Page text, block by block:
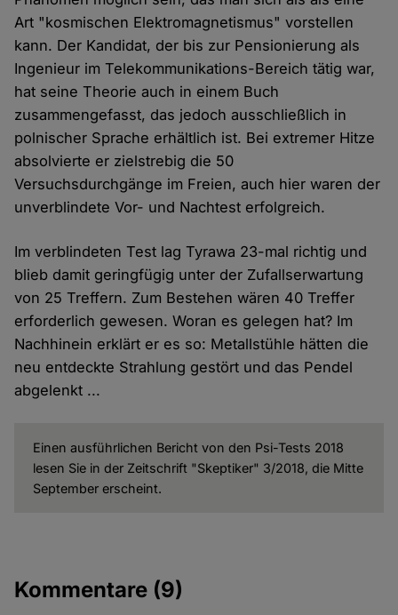
Art "kosmischen Elektromagnetismus" vorstellen
kann. Der Kandidat, der bis zur Pensionierung als
Ingenieur im Telekommunikations-Bereich tätig war,
hat seine Theorie auch in einem Buch
zusammengefasst, das jedoch ausschließlich in
polnischer Sprache erhältlich ist. Bei extremer Hitze
absolvierte er zielstrebig die 50
Versuchsdurchgänge im Freien, auch hier waren der
unverblindete Vor- und Nachtest erfolgreich.
Im verblindeten Test lag Tyrawa 23-mal richtig und
blieb damit geringfügig unter der Zufallserwartung
von 25 Treffern. Zum Bestehen wären 40 Treffer
erforderlich gewesen. Woran es gelegen hat? Im
Nachhinein erklärt er es so: Metallstühle hätten die
neu entdeckte Strahlung gestört und das Pendel
abgelenkt ...
Einen ausführlichen Bericht von den Psi-Tests 2018
lesen Sie in der Zeitschrift "Skeptiker" 3/2018, die Mitte
September erscheint.
Kommentare (9)